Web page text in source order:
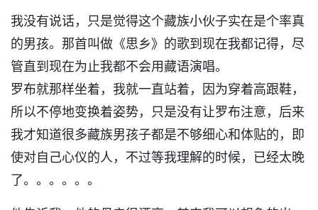
我没有说话，只是觉得这个藏族小伙子实在是个率真
的男孩。那首叫做《思乡》的歌到现在我都记得，尽
管直到现在为止我都不会用藏语演唱。
罗布就那样坐着，我就一直站着，因为穿着高跟鞋，
所以不停地变换着姿势，只是没有让罗布注意，后来
我才知道很多藏族男孩子都是不够细心和体贴的，即
使对自己心仪的人，不过等我理解的时候，已经太晚
了。。。。。。